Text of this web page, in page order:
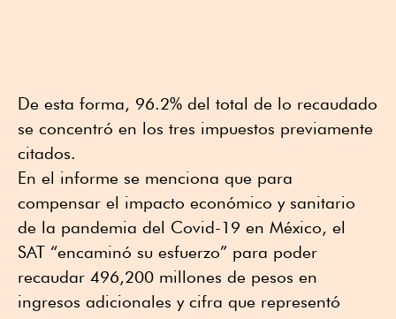
De esta forma, 96.2% del total de lo recaudado
se concentró en los tres impuestos previamente
citados.
En el informe se menciona que para
compensar el impacto económico y sanitario
de la pandemia del Covid-19 en México, el
SAT “encaminó su esfuerzo” para poder
recaudar 496,200 millones de pesos en
ingresos adicionales y cifra que representó